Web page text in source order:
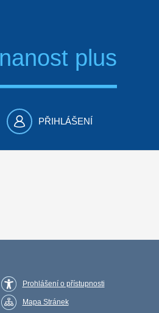
plus
PŘIHLÁŠENÍ
Prohlášení o přístupnosti
Mapa Stránek